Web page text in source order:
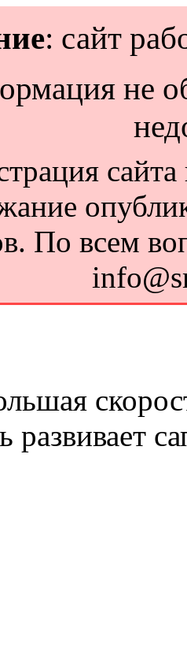
: сайт
не
сайта
По всем
развивает